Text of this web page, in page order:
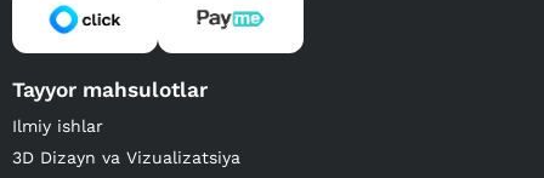
Tayyor mahsulotlar
Ilmiy ishlar
3D Dizayn va Vizualizatsiya